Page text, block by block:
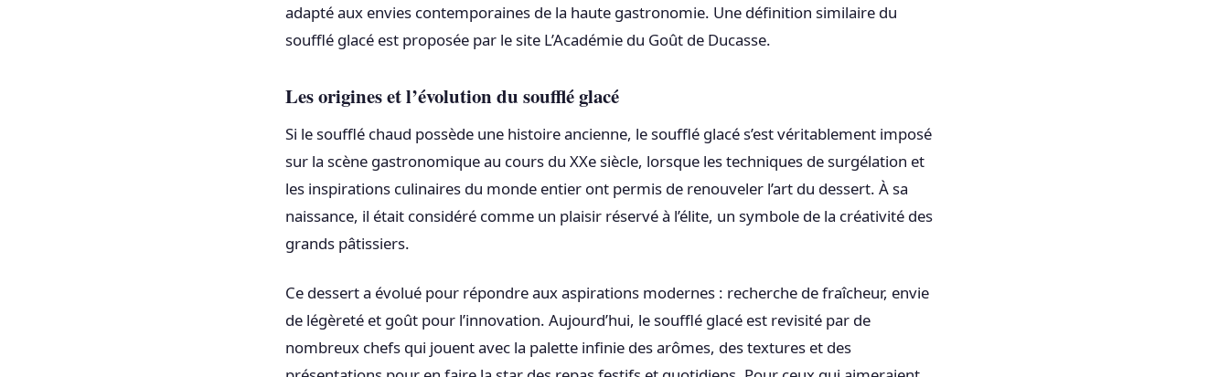
adapté aux envies contemporaines de la haute gastronomie. Une définition similaire du
soufflé glacé est proposée par le site L’Académie du Goût de Ducasse.
Les origines et l’évolution du soufflé glacé
Si le soufflé chaud possède une histoire ancienne, le soufflé glacé s’est véritablement imposé
sur la scène gastronomique au cours du XXe siècle, lorsque les techniques de surgélation et
les inspirations culinaires du monde entier ont permis de renouveler l’art du dessert. À sa
naissance, il était considéré comme un plaisir réservé à l’élite, un symbole de la créativité des
grands pâtissiers.
Ce dessert a évolué pour répondre aux aspirations modernes : recherche de fraîcheur, envie
de légèreté et goût pour l’innovation. Aujourd’hui, le soufflé glacé est revisité par de
nombreux chefs qui jouent avec la palette infinie des arômes, des textures et des